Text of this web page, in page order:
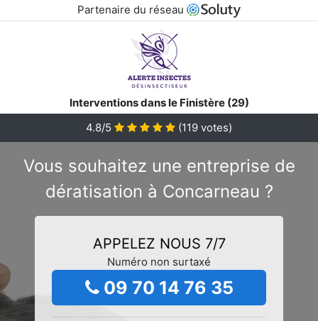
Partenaire du réseau
Interventions dans le Finistère (29)
4.8/5
(119 votes)
Vous souhaitez une entreprise de
dératisation à Concarneau ?
APPELEZ NOUS 7/7
Numéro non surtaxé
09 70 14 76 35